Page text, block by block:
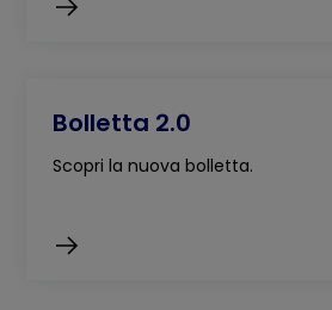
Bolletta 2.0
Scopri la nuova bolletta.